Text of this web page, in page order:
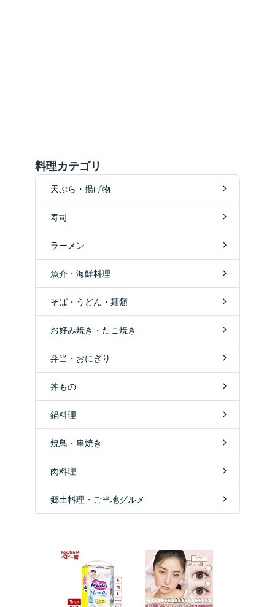
料理カテゴリ
天ぷら・揚げ物
寿司
ラーメン
魚介・海鮮料理
そば・うどん・麺類
お好み焼き・たこ焼き
弁当・おにぎり
丼もの
鍋料理
焼鳥・串焼き
肉料理
郷土料理・ご当地グルメ